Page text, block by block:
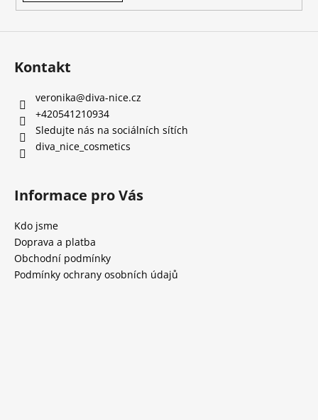
Kontakt
veronika@diva-nice.cz
+420541210934
Sledujte nás na sociálních sítích
diva_nice_cosmetics
Informace pro Vás
Kdo jsme
Doprava a platba
Obchodní podmínky
Podmínky ochrany osobních údajů